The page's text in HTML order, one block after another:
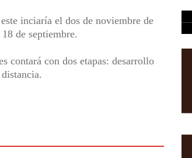
inciaría el dos de noviembre de
de septiembre.
contará con dos etapas: desarrollo